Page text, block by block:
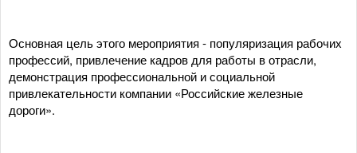
Основная цель этого мероприятия - популяризация рабочих
профессий, привлечение кадров для работы в отрасли,
демонстрация профессиональной и социальной
привлекательности компании «Российские железные
дороги».